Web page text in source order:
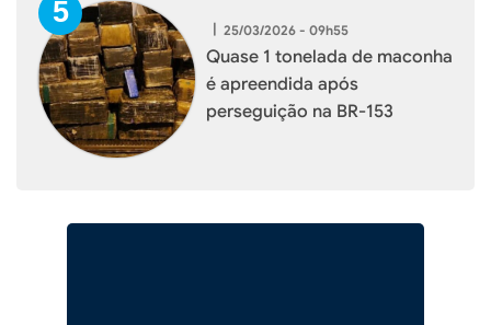
| 25/03/2026 - 09h55
Quase 1 tonelada de maconha
é apreendida após
perseguição na BR-153